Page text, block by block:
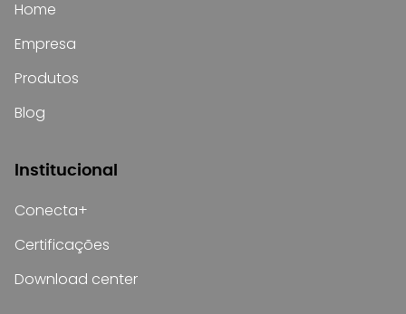
Home
Empresa
Produtos
Blog
Institucional
Conecta+
Certificações
Download center